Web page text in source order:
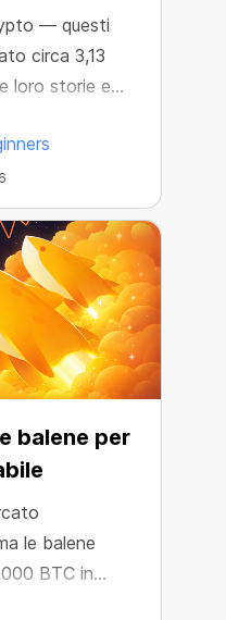
— questi
circa 3,13
loro storie e
balene per
le balene
BTC in